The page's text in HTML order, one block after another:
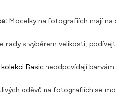
Modelky na fotografiích mají na
rady s výběrem velikosti,
kolekci Basic neodpovídají barvám
oděvů na fotografiích se